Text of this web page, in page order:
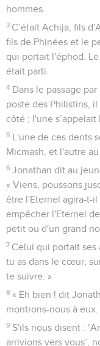
hommes.
3 C’était Achija, fils
fils de Phinées et le
qui portait l'éphod.
était parti.
4 Dans le passage
poste des Philistins,
côté ; l'une s’appelait
5 L'une de ces dents
Micmash, et l'autre
6 Jonathan dit au
« Viens, poussons
être l'Eternel agira-t-
empêcher l'Eternel
petit ou d'un grand
7 Celui qui portait ses
tu as dans le cœur,
te suivre. »
8 « Eh bien ! dit
montrons-nous à eux.
9 S'ils nous disent :
arrivions vers vous’,